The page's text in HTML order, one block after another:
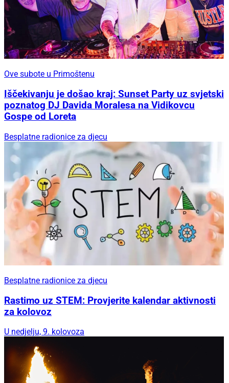
Ove subote u Primoštenu
Iščekivanju je došao kraj: Sunset Party uz svjetski
poznatog DJ Davida Moralesa na Vidikovcu
Gospe od Loreta
Besplatne radionice za djecu
Besplatne radionice za djecu
Rastimo uz STEM: Provjerite kalendar aktivnosti
za kolovoz
U nedjelju, 9. kolovoza